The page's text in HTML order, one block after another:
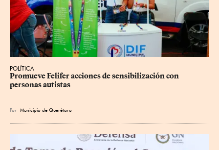
POLÍTICA
Promueve Felifer acciones de sensibilización con
personas autistas
Por Municipio de Querétaro